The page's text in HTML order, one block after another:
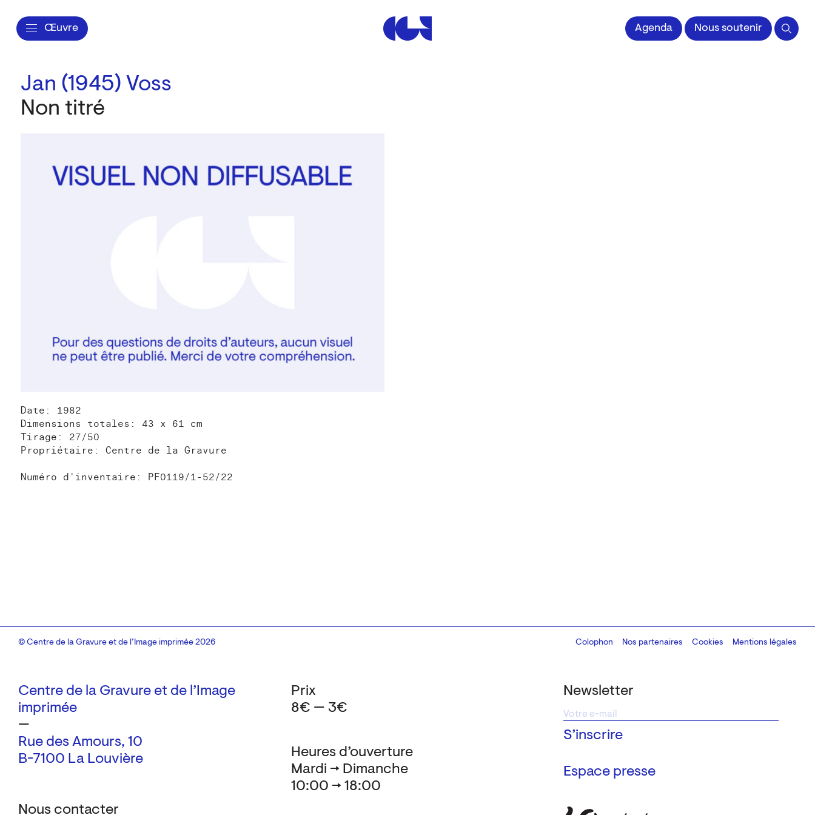
Œuvre Centre de la Gravure et de l'Image impriméeAgenda Nous soutenir
Jan (1945) Voss
Non titré
Date: 1982
Dimensions totales: 43 x 61 cm
Tirage: 27/50
Propriétaire: Centre de la Gravure
Numéro d'inventaire: PF0119/1-52/22
Centre de la Gravure et de l’Image
imprimée
—
Rue des Amours, 10
B-7100 La Louvière
Nous contacter
Newsletter
Espace presse
Heures d’ouverture
Mardi → Dimanche
10:00 → 18:00
Prix
8€ — 3€
© Centre de la Gravure et de l’Image imprimée 2026 Colophon
Design:Marcel Kaczmarek, code:8080.studio
Nos partenaires Cookies Mentions légales